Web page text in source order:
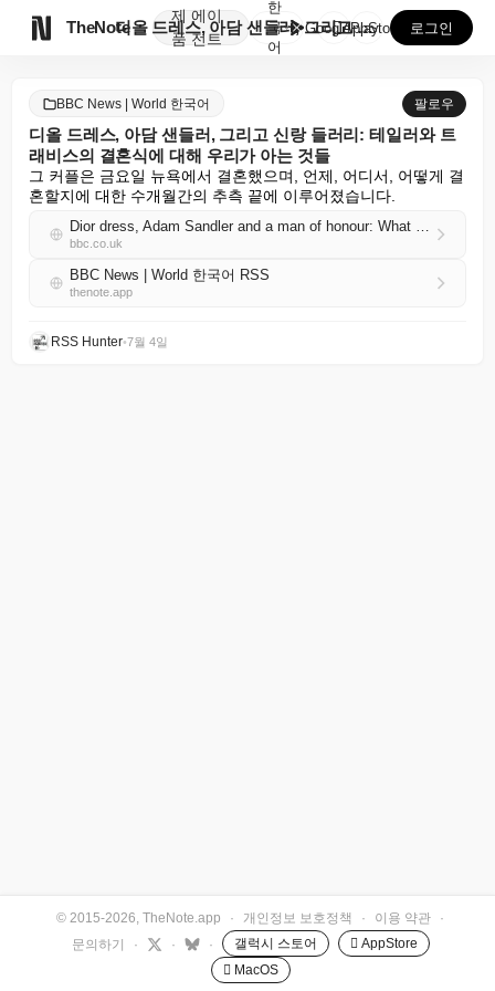
TheNote
제
품
에이
전트
디올 드레스, 아담 샌들러, 그리고 신랑 들러리: 테일...
한
국
어
GooglePlay
AppStore 로그인
BBC News | World 한국어 팔로우
디올 드레스, 아담 샌들러, 그리고 신랑 들러리: 테일러와 트
래비스의 결혼식에 대해 우리가 아는 것들
그 커플은 금요일 뉴욕에서 결혼했으며, 언제, 어디서, 어떻게 결
혼할지에 대한 수개월간의 추측 끝에 이루어졌습니다.
Dior dress, Adam Sandler and a man of honour: What we know about Taylor and Travis's wedding
bbc.co.uk
BBC News | World 한국어 RSS
thenote.app
RSS Hunter•7월 4일
© 2015-2026, TheNote.app · 개인정보 보호정책 · 이용 약관
·
문의하기
· · · 갤럭시 스토어
 AppStore
 MacOS